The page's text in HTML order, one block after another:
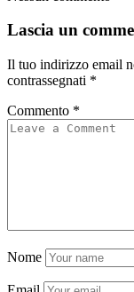
Lascia un
Il tuo indirizzo email
contrassegnati *
Commento *
Nome